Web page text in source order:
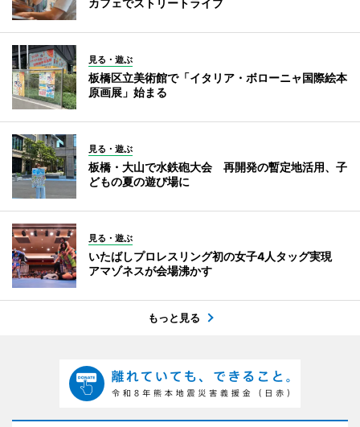
カフェでストリートライブ
見る・遊ぶ
板橋区立美術館で「イタリア・ボローニャ国際絵本
原画展」始まる
見る・遊ぶ
板橋・大山で水鉄砲大会 再開発の暫定地活用、子
どもの夏の遊び場に
見る・遊ぶ
いたばしプロレスリング初の女子4人タッグ実現
アマゾネスが会場沸かす
もっと見る